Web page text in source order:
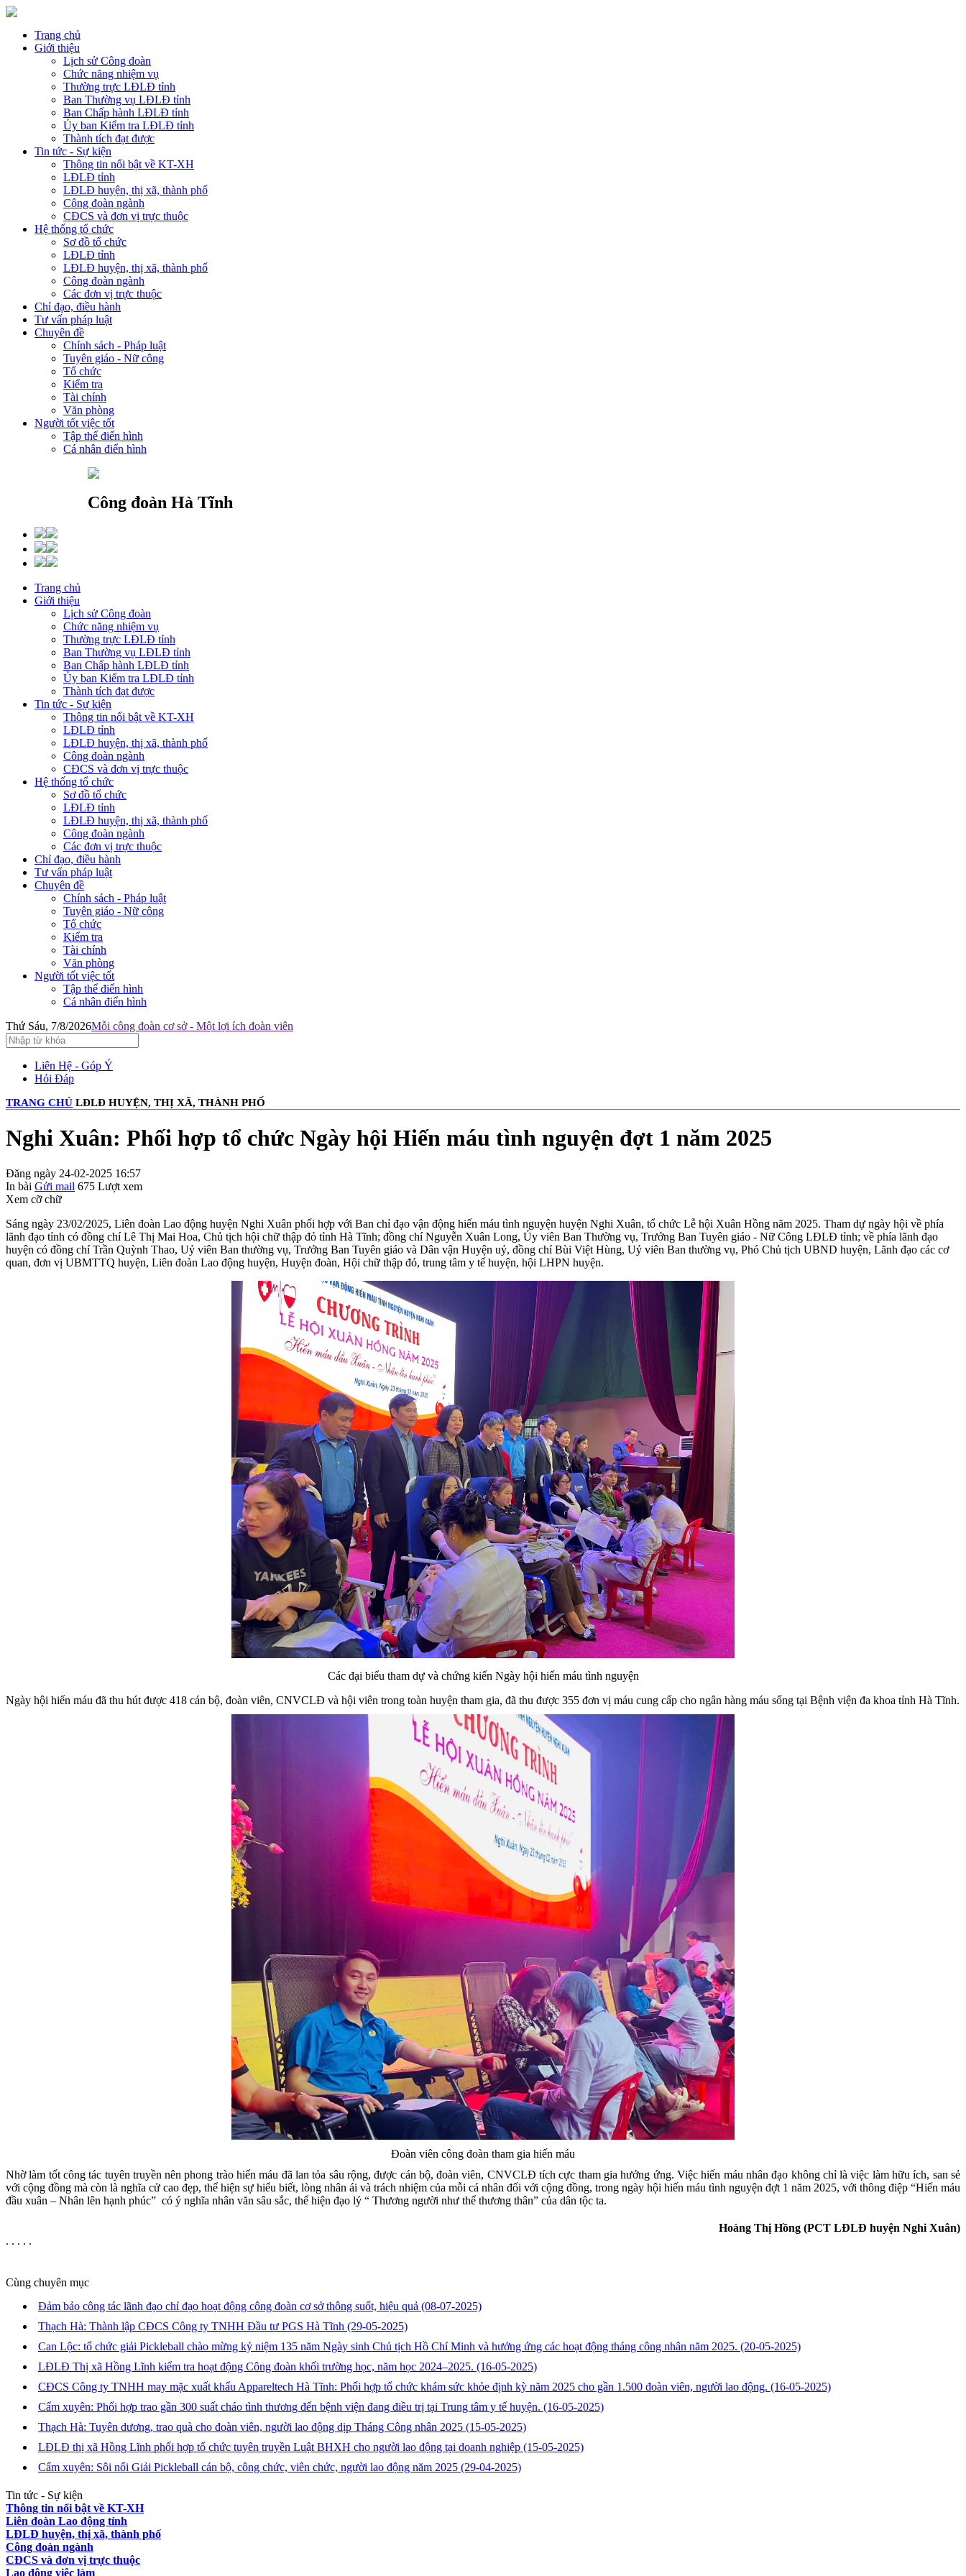
Trang chủ
Giới thiệu
Lịch sử Công đoàn
Chức năng nhiệm vụ
Thường trực LĐLĐ tỉnh
Ban Thường vụ LĐLĐ tỉnh
Ban Chấp hành LĐLĐ tỉnh
Ủy ban Kiểm tra LĐLĐ tỉnh
Thành tích đạt được
Tin tức - Sự kiện
Thông tin nổi bật về KT-XH
LĐLĐ tỉnh
LĐLĐ huyện, thị xã, thành phố
Công đoàn ngành
CĐCS và đơn vị trực thuộc
Hệ thống tổ chức
Sơ đồ tổ chức
LĐLĐ tỉnh
LĐLĐ huyện, thị xã, thành phố
Công đoàn ngành
Các đơn vị trực thuộc
Chỉ đạo, điều hành
Tư vấn pháp luật
Chuyên đề
Chính sách - Pháp luật
Tuyên giáo - Nữ công
Tổ chức
Kiểm tra
Tài chính
Văn phòng
Người tốt việc tốt
Tập thể điển hình
Cá nhân điển hình
Công đoàn Hà Tĩnh
Trang chủ
Giới thiệu
Lịch sử Công đoàn
Chức năng nhiệm vụ
Thường trực LĐLĐ tỉnh
Ban Thường vụ LĐLĐ tỉnh
Ban Chấp hành LĐLĐ tỉnh
Ủy ban Kiểm tra LĐLĐ tỉnh
Thành tích đạt được
Tin tức - Sự kiện
Thông tin nổi bật về KT-XH
LĐLĐ tỉnh
LĐLĐ huyện, thị xã, thành phố
Công đoàn ngành
CĐCS và đơn vị trực thuộc
Hệ thống tổ chức
Sơ đồ tổ chức
LĐLĐ tỉnh
LĐLĐ huyện, thị xã, thành phố
Công đoàn ngành
Các đơn vị trực thuộc
Chỉ đạo, điều hành
Tư vấn pháp luật
Chuyên đề
Chính sách - Pháp luật
Tuyên giáo - Nữ công
Tổ chức
Kiểm tra
Tài chính
Văn phòng
Người tốt việc tốt
Tập thể điển hình
Cá nhân điển hình
Thứ Sáu, 7/8/2026Mỗi công đoàn cơ sở - Một lợi ích đoàn viên
Liên Hệ - Góp Ý
Hỏi Đáp
TRANG CHỦ LĐLĐ HUYỆN, THỊ XÃ, THÀNH PHỐ
Nghi Xuân: Phối hợp tổ chức Ngày hội Hiến máu tình nguyện đợt 1 năm 2025
Đăng ngày 24-02-2025 16:57
In bài Gửi mail 675 Lượt xem
Xem cỡ chữ
Sáng ngày 23/02/2025, Liên đoàn Lao động huyện Nghi Xuân phối hợp với Ban chỉ đạo vận động hiến máu tình nguyện huyện Nghi Xuân, tổ chức Lễ hội Xuân Hồng năm 2025. Tham dự ngày hội về phía
lãnh đạo tỉnh có đồng chí Lê Thị Mai Hoa, Chủ tịch hội chữ thập đỏ tỉnh Hà Tĩnh; đồng chí Nguyễn Xuân Long, Ủy viên Ban Thường vụ, Trưởng Ban Tuyên giáo - Nữ Công LĐLĐ tỉnh; về phía lãnh đạo
huyện có đồng chí Trần Quỳnh Thao, Uỷ viên Ban thường vụ, Trưởng Ban Tuyên giáo và Dân vận Huyện uỷ, đồng chí Bùi Việt Hùng, Uỷ viên Ban thường vụ, Phó Chủ tịch UBND huyện, Lãnh đạo các cơ
quan, đơn vị UBMTTQ huyện, Liên đoàn Lao động huyện, Huyện đoàn, Hội chữ thập đỏ, trung tâm y tế huyện, hội LHPN huyện.
Các đại biểu tham dự và chứng kiến Ngày hội hiến máu tình nguyện
Ngày hội hiến máu đã thu hút được 418 cán bộ, đoàn viên, CNVCLĐ và hội viên trong toàn huyện tham gia, đã thu được 355 đơn vị máu cung cấp cho ngân hàng máu sống tại Bệnh viện đa khoa tỉnh Hà Tĩnh.
Đoàn viên công đoàn tham gia hiến máu
Nhờ làm tốt công tác tuyên truyền nên phong trào hiến máu đã lan tỏa sâu rộng, được cán bộ, đoàn viên, CNVCLĐ tích cực tham gia hưởng ứng. Việc hiến máu nhân đạo không chỉ là việc làm hữu ích, san sẻ
với cộng đồng mà còn là nghĩa cử cao đẹp, thể hiện sự hiểu biết, lòng nhân ái và trách nhiệm của mỗi cá nhân đối với cộng đồng, trong ngày hội hiến máu tình nguyện đợt 1 năm 2025, với thông điệp “Hiến máu
đầu xuân – Nhân lên hạnh phúc” có ý nghĩa nhân văn sâu sắc, thể hiện đạo lý “ Thương người như thể thương thân” của dân tộc ta.
Hoàng Thị Hồng (PCT LĐLĐ huyện Nghi Xuân)
. . . . .
Cùng chuyên mục
Đảm bảo công tác lãnh đạo chỉ đạo hoạt động công đoàn cơ sở thông suốt, hiệu quả (08-07-2025)
Thạch Hà: Thành lập CĐCS Công ty TNHH Đầu tư PGS Hà Tĩnh (29-05-2025)
Can Lộc: tổ chức giải Pickleball chào mừng kỷ niệm 135 năm Ngày sinh Chủ tịch Hồ Chí Minh và hưởng ứng các hoạt động tháng công nhân năm 2025. (20-05-2025)
LĐLĐ Thị xã Hồng Lĩnh kiểm tra hoạt động Công đoàn khối trường học, năm học 2024–2025. (16-05-2025)
CĐCS Công ty TNHH may mặc xuất khẩu Appareltech Hà Tĩnh: Phối hợp tổ chức khám sức khỏe định kỳ năm 2025 cho gần 1.500 đoàn viên, người lao động. (16-05-2025)
Cẩm xuyên: Phối hợp trao gần 300 suất cháo tình thương đến bệnh viện đang điều trị tại Trung tâm y tế huyện. (16-05-2025)
Thạch Hà: Tuyên dương, trao quà cho đoàn viên, người lao động dịp Tháng Công nhân 2025 (15-05-2025)
LĐLĐ thị xã Hồng Lĩnh phối hợp tổ chức tuyên truyền Luật BHXH cho người lao động tại doanh nghiệp (15-05-2025)
Cẩm xuyên: Sôi nổi Giải Pickleball cán bộ, công chức, viên chức, người lao động năm 2025 (29-04-2025)
Tin tức - Sự kiện
Thông tin nổi bật về KT-XH
Liên đoàn Lao động tỉnh
LĐLĐ huyện, thị xã, thành phố
Công đoàn ngành
CĐCS và đơn vị trực thuộc
Lao động việc làm